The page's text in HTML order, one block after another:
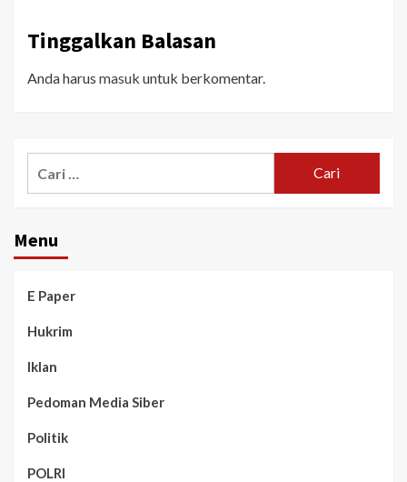
Tinggalkan Balasan
Anda harus masuk untuk berkomentar.
Menu
E Paper
Hukrim
Iklan
Pedoman Media Siber
Politik
POLRI